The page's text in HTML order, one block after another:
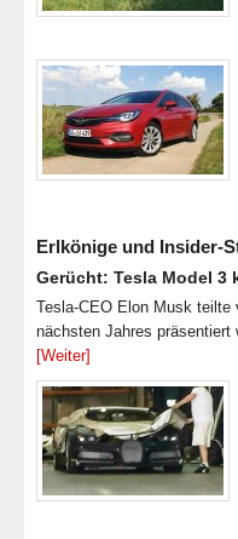
Erlkönige und Insider-
Gerücht: Tesla Model 3
Tesla-CEO Elon Musk
nächsten Jahres
[Weiter]